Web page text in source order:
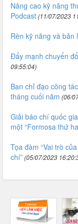
Nâng cao kỹ năng
Podcast(11/07/2023
Rèn kỹ năng và bản
Đẩy mạnh chuyển
09:55:04)
Ban chỉ đạo công
tháng cuối năm (06/
Giải báo chí quốc
một “Formosa thứ
Tọa đàm “Vai trò
chí”(05/07/2023